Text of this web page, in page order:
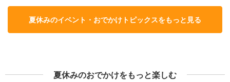
夏休みのイベント・おでかけトピックスをもっと見る
夏休みのおでかけをもっと楽しむ